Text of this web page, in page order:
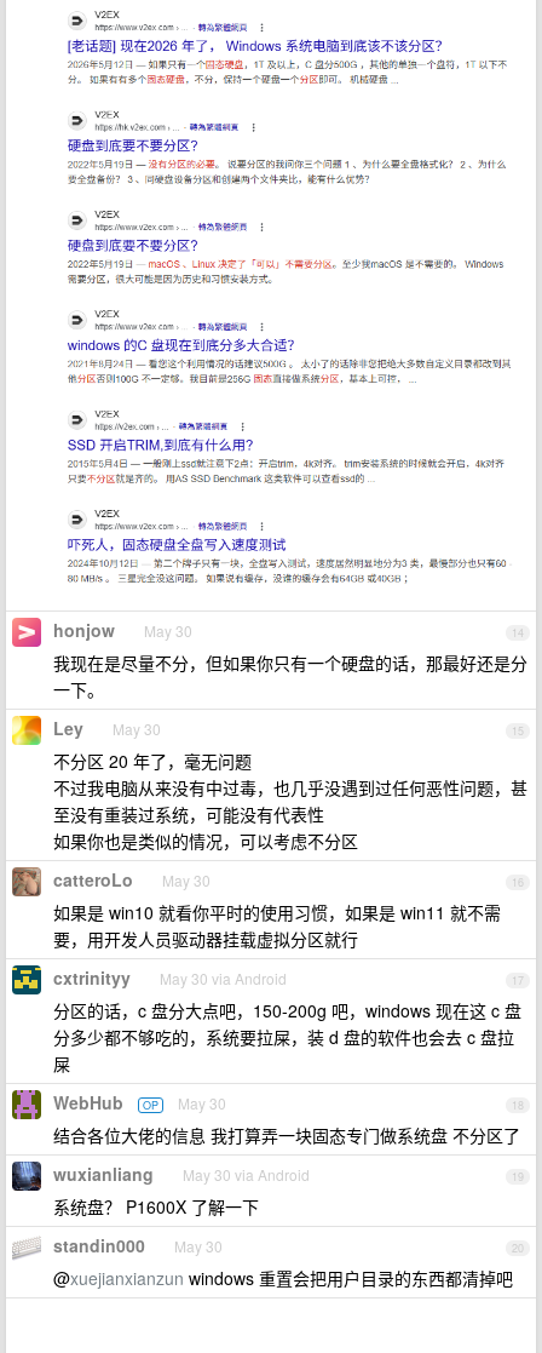
14
honjow May 30
我现在是尽量不分，但如果你只有一个硬盘的话，那最好还是分
一下。
15
Ley May 30
不分区 20 年了，毫无问题
不过我电脑从来没有中过毒，也几乎没遇到过任何恶性问题，甚
至没有重装过系统，可能没有代表性
如果你也是类似的情况，可以考虑不分区
16
catteroLo May 30
如果是 win10 就看你平时的使用习惯，如果是 win11 就不需
要，用开发人员驱动器挂载虚拟分区就行
17
cxtrinityy May 30 via Android
分区的话，c 盘分大点吧，150-200g 吧，windows 现在这 c 盘
分多少都不够吃的，系统要拉屎，装 d 盘的软件也会去 c 盘拉
屎
18
WebHub OP May 30
结合各位大佬的信息 我打算弄一块固态专门做系统盘 不分区了
19
wuxianliang May 30 via Android
系统盘？ P1600X 了解一下
20
standin000 May 30
@xuejianxianzun windows 重置会把用户目录的东西都清掉吧